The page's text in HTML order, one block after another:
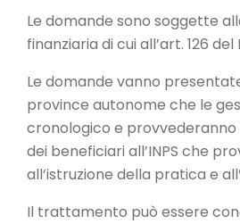
Le domande sono soggette
finanziaria di cui all’art. 126 del
Le domande vanno
province autonome che le
cronologico e provvederanno
dei beneficiari all’INPS che
all’istruzione della pratica e
Il trattamento può essere